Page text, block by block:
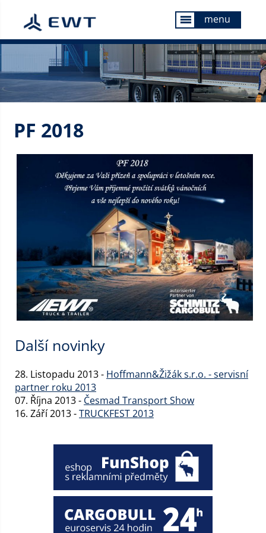
menu menu
PF 2018
Další novinky
28. Listopadu 2013 - Hoffmann&Žižák s.r.o. - servisní
partner roku 2013
07. Října 2013 - Česmad Transport Show
16. Září 2013 -TRUCKFEST 2013